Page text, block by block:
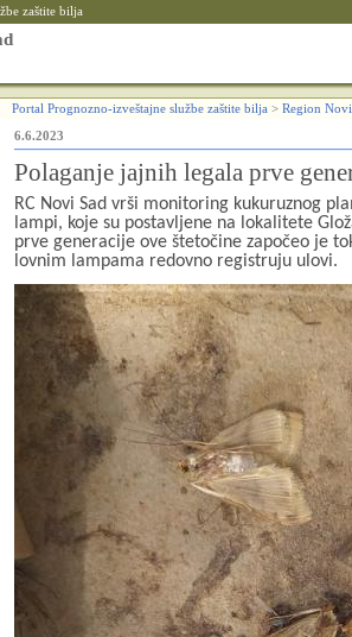
zaštite bilja
Portal Prognozno-izveštajne službe zaštite bilja > Region
6.6.2023
Polaganje jajnih legala prve
RC Novi Sad vrši monitoring kukuruznog
lampi, koje su postavljene na lokalitete
prve generacije ove štetočine započeo je
lovnim lampama redovno registruju ulovi.